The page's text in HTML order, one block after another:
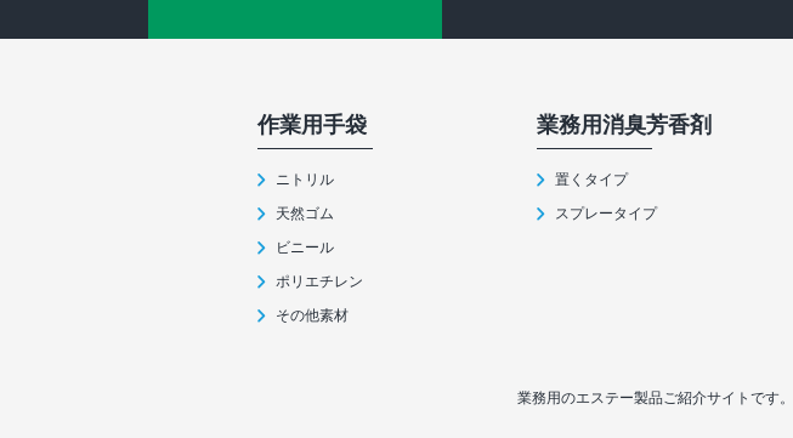
作業⽤⼿袋
ニトリル
天然ゴム
ビニール
ポリエチレン
その他素材
業務⽤消臭芳⾹剤
置くタイプ
スプレータイプ
業務用のエステー製品ご紹介サイトです。